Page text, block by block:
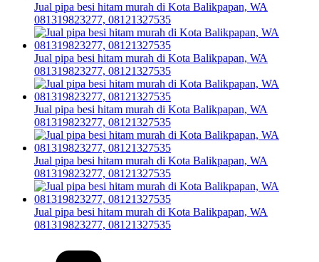
Jual pipa besi hitam murah di Kota Balikpapan, WA
081319823277, 08121327535
Jual pipa besi hitam murah di Kota Balikpapan, WA
081319823277, 08121327535
Jual pipa besi hitam murah di Kota Balikpapan, WA
081319823277, 08121327535
Jual pipa besi hitam murah di Kota Balikpapan, WA
081319823277, 08121327535
Jual pipa besi hitam murah di Kota Balikpapan, WA
081319823277, 08121327535